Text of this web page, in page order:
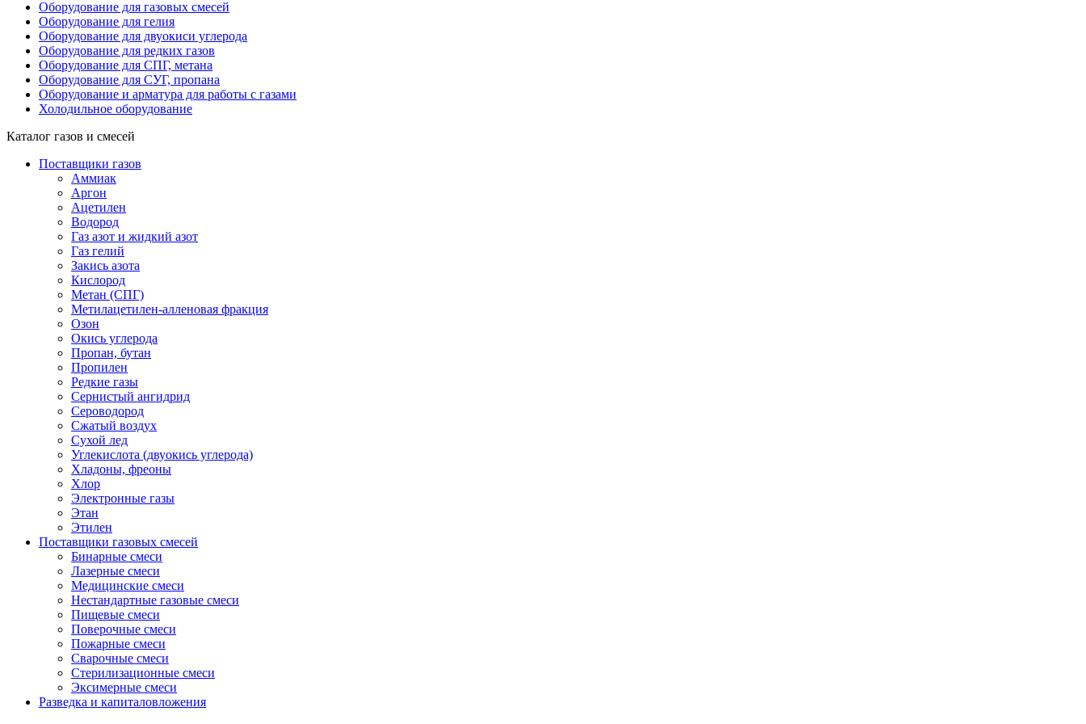
Оборудование для газовых смесей
Оборудование для гелия
Оборудование для двуокиси углерода
Оборудование для редких газов
Оборудование для СПГ, метана
Оборудование для СУГ, пропана
Оборудование и арматура для работы с газами
Холодильное оборудование
Каталог газов и смесей
Поставщики газов
Аммиак
Аргон
Ацетилен
Водород
Газ азот и жидкий азот
Газ гелий
Закись азота
Кислород
Метан (СПГ)
Метилацетилен-алленовая фракция
Озон
Окись углерода
Пропан, бутан
Пропилен
Редкие газы
Сернистый ангидрид
Сероводород
Сжатый воздух
Сухой лед
Углекислота (двуокись углерода)
Хладоны, фреоны
Хлор
Электронные газы
Этан
Этилен
Поставщики газовых смесей
Бинарные смеси
Лазерные смеси
Медицинские смеси
Нестандартные газовые смеси
Пищевые смеси
Поверочные смеси
Пожарные смеси
Сварочные смеси
Стерилизационные смеси
Эксимерные смеси
Разведка и капиталовложения